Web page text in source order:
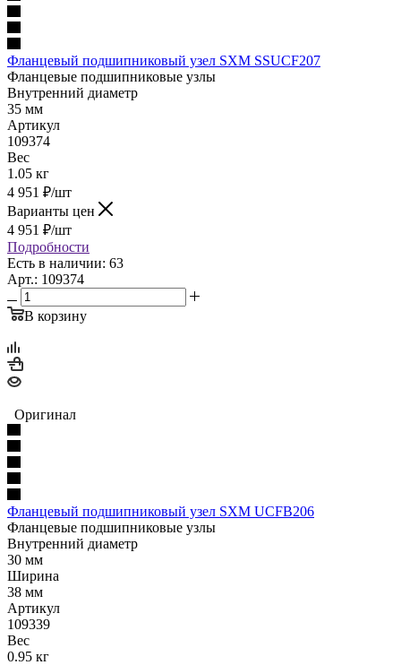
Фланцевый подшипниковый узел SXM SSUCF207
Фланцевые подшипниковые узлы
Внутренний диаметр
35 мм
Артикул
109374
Вес
1.05 кг
4 951 ₽/шт
Варианты цен
4 951 ₽/шт
Подробности
Есть в наличии: 63
Арт.: 109374
В корзину
Оригинал
Фланцевый подшипниковый узел SXM UCFB206
Фланцевые подшипниковые узлы
Внутренний диаметр
30 мм
Ширина
38 мм
Артикул
109339
Вес
0.95 кг